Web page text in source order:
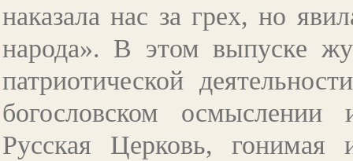
наказала нас за грех, но
народа». В этом выпуске
патриотической
богословском
Русская Церковь, гонимая